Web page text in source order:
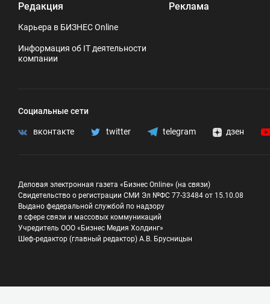
Редакция
Карьера в БИЗНЕС Online
Информация об IT деятельности
компании
Реклама
Социальные сети
вконтакте twitter telegram дзен
Деловая электронная газета «Бизнес Online» (на связи)
Свидетельство о регистрации СМИ Эл №ФС 77-33484 от 15.10.08
Выдано федеральной службой по надзору
в сфере связи и массовых коммуникаций
Учредитель ООО «Бизнес Медия Холдинг»
Шеф-редактор (главный редактор) А.В. Брусницын